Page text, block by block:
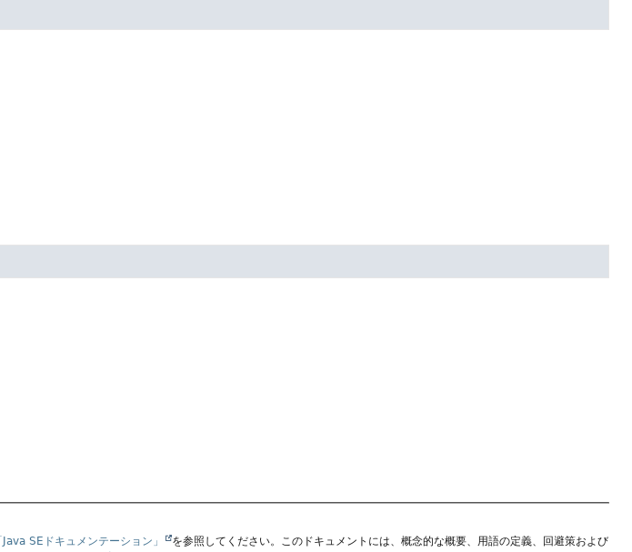
Java SEドキュメンテーション」
を参照してください。このドキュメントには、概念的な概要、用語の定義、回避策および